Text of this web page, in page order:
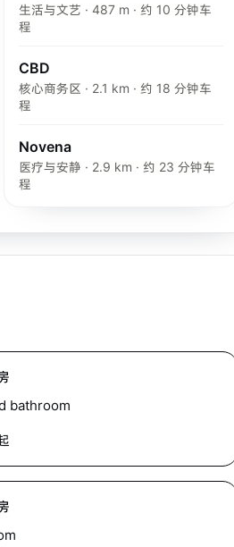
生活与文艺 · 487 m · 约 10 分钟车
程
CBD
核心商务区 · 2.1 km · 约 18 分钟车
程
Novena
医疗与安静 · 2.9 km · 约 23 分钟车
程
bathroom